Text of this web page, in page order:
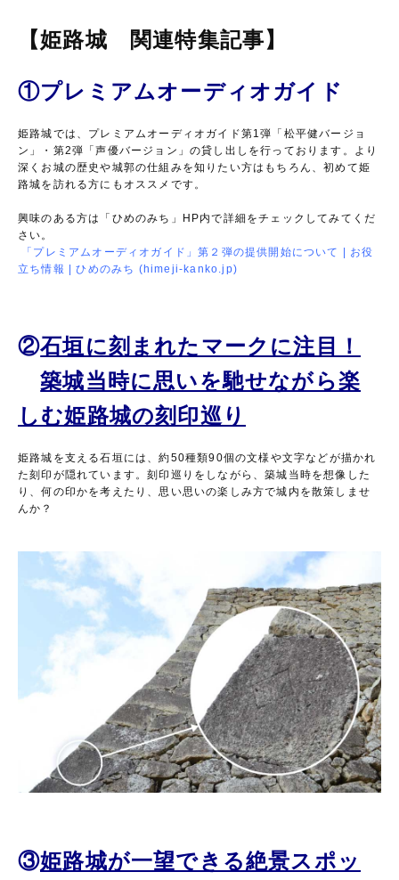
【姫路城 関連特集記事】
①プレミアムオーディオガイド
姫路城では、プレミアムオーディオガイド第1弾「松平健バージョ
ン」・第2弾「声優バージョン」の貸し出しを行っております。より
深くお城の歴史や城郭の仕組みを知りたい方はもちろん、初めて姫
路城を訪れる方にもオススメです。
興味のある方は「ひめのみち」HP内で詳細をチェックしてみてくだ
さい。
「プレミアムオーディオガイド」第２弾の提供開始について | お役
立ち情報 | ひめのみち (himeji-kanko.jp)
②石垣に刻まれたマークに注目！
築城当時に思いを馳せながら楽
しむ姫路城の刻印巡り
姫路城を支える石垣には、約50種類90個の文様や文字などが描かれ
た刻印が隠れています。刻印巡りをしながら、築城当時を想像した
り、何の印かを考えたり、思い思いの楽しみ方で城内を散策しませ
んか？
③姫路城が一望できる絶景スポッ